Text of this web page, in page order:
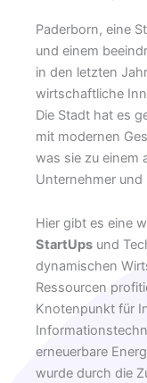
Paderborn, eine
und einem
in den letzten
wirtschaftliche
Die Stadt hat es
mit modernen
was sie zu einem
Unternehmer
Hier gibt es eine
StartUps und
dynamischen
Ressourcen
Knotenpunkt für
erneuerbare
wurde durch die